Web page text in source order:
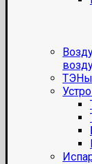
ТЭНы